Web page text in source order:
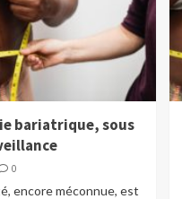
bariatrique, sous
0
encore méconnue, est